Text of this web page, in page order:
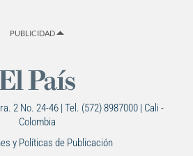
PUBLICIDAD
2 No. 24-46 | Tel. (572) 8987000 | Cali -
Colombia
y Políticas de Publicación